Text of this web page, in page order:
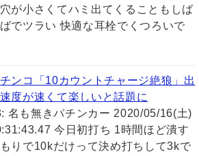
が小さくてハミ出てくることもしば
でツラい 快適な耳栓でくつろいで
ンコ「10カウントチャージ絶狼」出
度が速くて楽しいと話題に
名も無きパチンカー 2020/05/16(土)
今日初打ち 1時間ほど潰す
りで10kだけって決め打ちして3kで